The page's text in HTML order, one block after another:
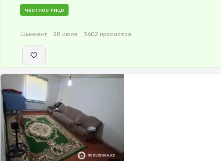
меблирована,потолки: 3.0,Пластиковые окна,Сад,Детская
частное лицо
Шымкент 28 июля 3602 просмотра